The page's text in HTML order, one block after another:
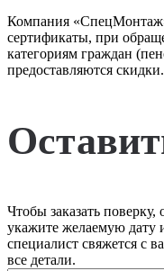
Компания
сертификаты, при
категориям граждан
предоставляются скидки.
Чтобы заказать поверку,
укажите желаемую дату
специалист свяжется с
все детали.